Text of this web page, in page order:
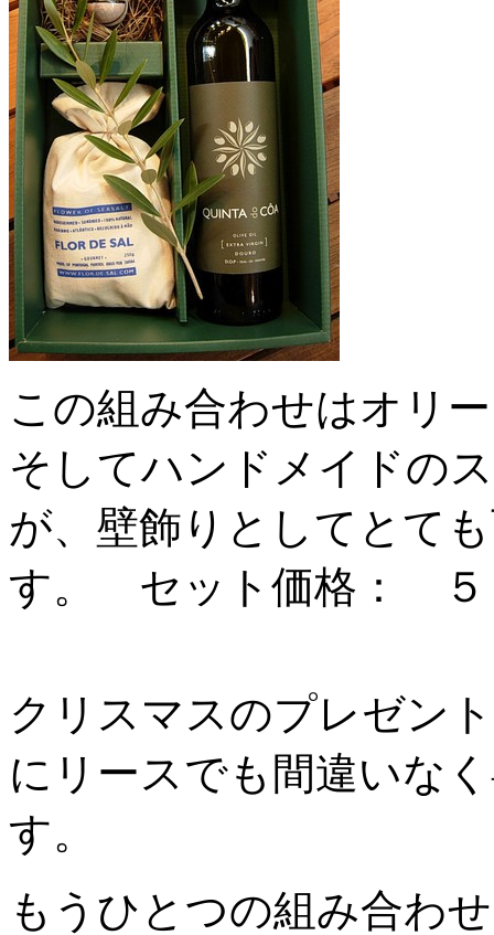
この組み合わせはオリ
そしてハンドメイドの
が、壁飾りとしてとて
す。 セット価格： ５
クリスマスのプレゼン
にリースでも間違いな
す。
もうひとつの組み合わ